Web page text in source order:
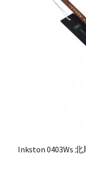
Inkston 0403Ws